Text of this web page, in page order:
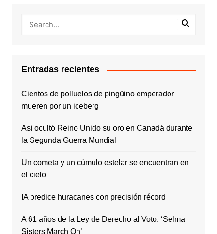
Entradas recientes
Cientos de polluelos de pingüino emperador
mueren por un iceberg
Así ocultó Reino Unido su oro en Canadá durante
la Segunda Guerra Mundial
Un cometa y un cúmulo estelar se encuentran en
el cielo
IA predice huracanes con precisión récord
A 61 años de la Ley de Derecho al Voto: ‘Selma
Sisters March On’